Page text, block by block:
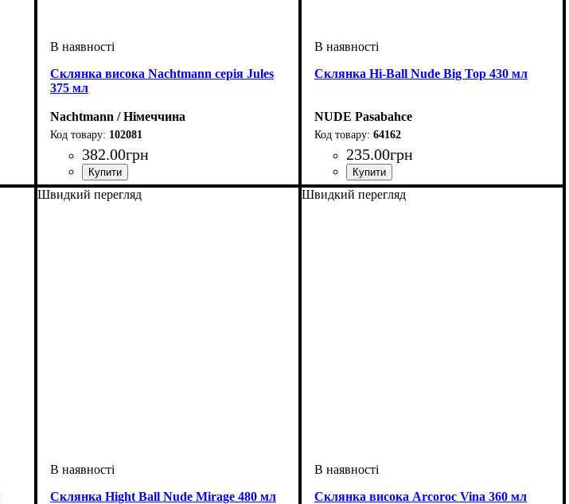
Склянка висока Nachtmann серія Jules
375 мл
Nachtmann / Німеччина
102081
382.00грн
Склянка Hi-Ball Nude Big Top 430 мл
NUDE Pasabahce
64162
235.00грн
Швидкий перегляд
Склянка Hight Ball Nude Mirage 480 мл
Швидкий перегляд
Склянка висока Arcoroc Vina 360 мл